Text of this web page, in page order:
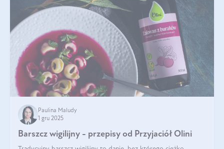
Paulina Maludy
1 gru 2025
Barszcz wigilijny - przepisy od Przyjaciół Olini